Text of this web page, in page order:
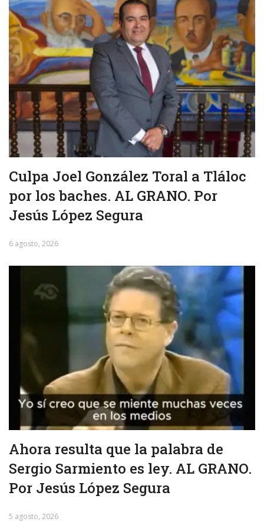
Culpa Joel González Toral a Tláloc
por los baches. AL GRANO. Por
Jesús López Segura
6 agosto, 2026
Ahora resulta que la palabra de
Sergio Sarmiento es ley. AL GRANO.
Por Jesús López Segura
5 agosto, 2026